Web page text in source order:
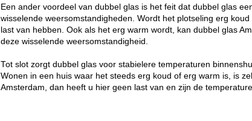
Een ander voordeel van dubbel glas is het feit dat dubbel glas
wisselende weersomstandigheden. Wordt het plotseling erg
last van hebben. Ook als het erg warm wordt, kan dubbel glas
deze wisselende weersomstandigheid.
Tot slot zorgt dubbel glas voor stabielere temperaturen
Wonen in een huis waar het steeds erg koud of erg warm is, is
Amsterdam, dan heeft u hier geen last van en zijn de